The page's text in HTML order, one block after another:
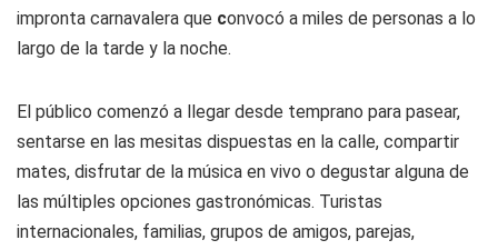
impronta carnavalera que convocó a miles de personas a lo
largo de la tarde y la noche.
El público comenzó a llegar desde temprano para pasear,
sentarse en las mesitas dispuestas en la calle, compartir
mates, disfrutar de la música en vivo o degustar alguna de
las múltiples opciones gastronómicas. Turistas
internacionales, familias, grupos de amigos, parejas,